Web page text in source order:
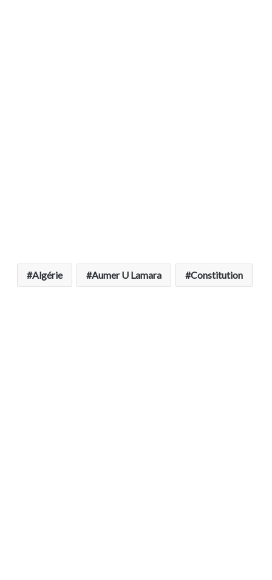
Algérie Aumer U Lamara Constitution